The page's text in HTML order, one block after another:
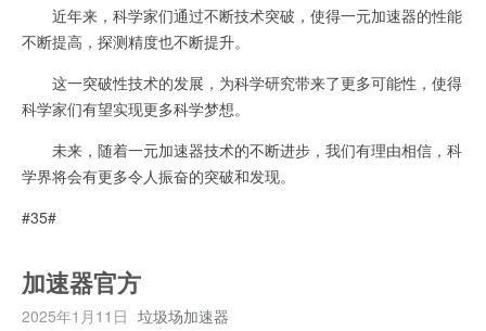
近年来，科学家们通过不断技术突破，使得一元加速器的性能
不断提高，探测精度也不断提升。
这一突破性技术的发展，为科学研究带来了更多可能性，使得
科学家们有望实现更多科学梦想。
未来，随着一元加速器技术的不断进步，我们有理由相信，科
学界将会有更多令人振奋的突破和发现。
#35#
加速器官方
2025年1月11日 垃圾场加速器